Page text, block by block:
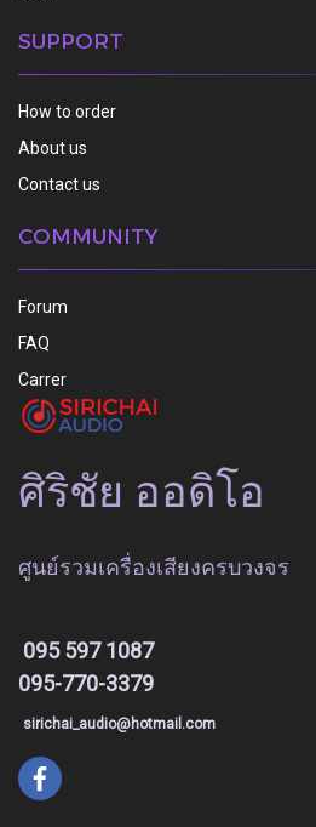
SUPPORT
How to order
About us
Contact us
COMMUNITY
Forum
FAQ
Carrer
ศิริชัย ออดิโอ
ศูนย์รวมเครื่องเสียงครบวงจร
095 597 1087
095-770-3379
sirichai_audio@hotmail.com